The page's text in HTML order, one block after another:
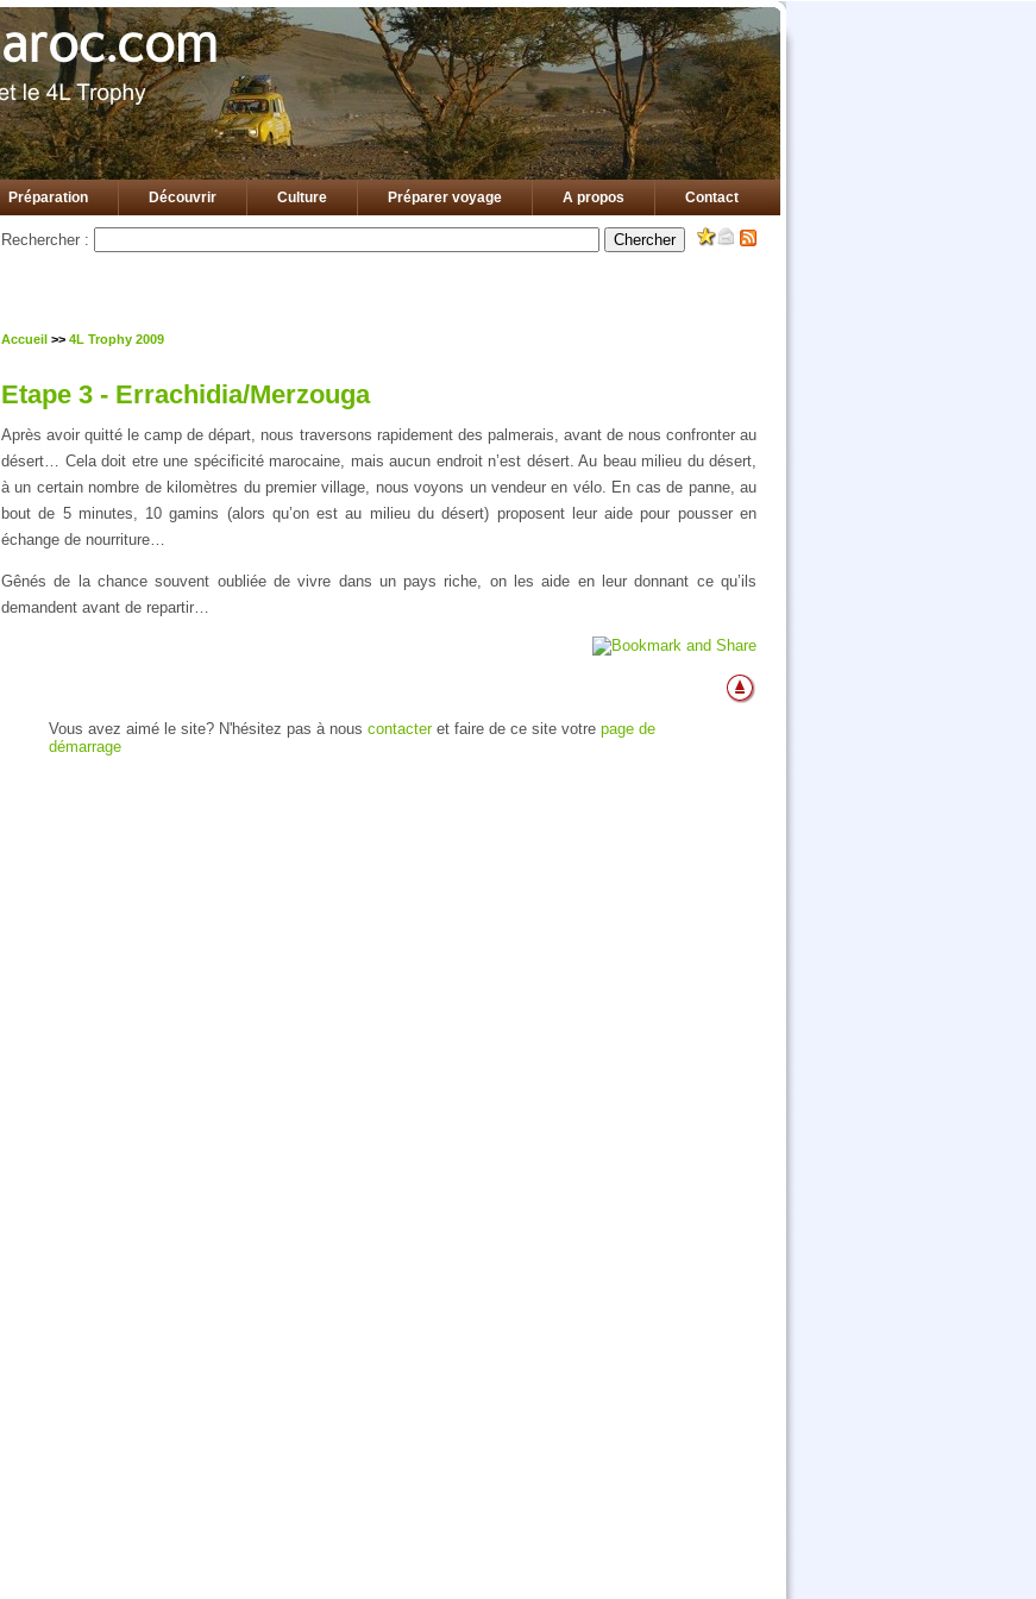
Préparation Découvrir Culture Préparer voyage A propos Contact
Rechercher :
Accueil >> 4L Trophy 2009
Etape 3 - Errachidia/Merzouga
Après avoir quitté le camp de départ, nous traversons rapidement des palmerais, avant de nous confronter au
désert… Cela doit etre une spécificité marocaine, mais aucun endroit n’est désert. Au beau milieu du désert,
à un certain nombre de kilomètres du premier village, nous voyons un vendeur en vélo. En cas de panne, au
bout de 5 minutes, 10 gamins (alors qu’on est au milieu du désert) proposent leur aide pour pousser en
échange de nourriture…
Gênés de la chance souvent oubliée de vivre dans un pays riche, on les aide en leur donnant ce qu’ils
demandent avant de repartir…
Vous avez aimé le site? N'hésitez pas à nous contacteret faire de ce site votre page de
démarrage